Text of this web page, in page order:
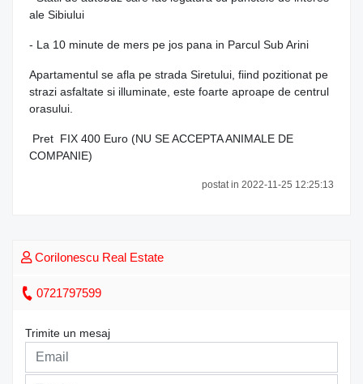
ale Sibiului
- La 10 minute de mers pe jos pana in Parcul Sub Arini
Apartamentul se afla pe strada Siretului, fiind pozitionat pe
strazi asfaltate si illuminate, este foarte aproape de centrul
orasului.
Pret FIX 400 Euro (NU SE ACCEPTA ANIMALE DE
COMPANIE)
postat in 2022-11-25 12:25:13
CoriIonescu Real Estate
0721797599
Trimite un mesaj